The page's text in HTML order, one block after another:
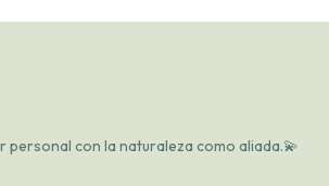
personal con la naturaleza como aliada.💫